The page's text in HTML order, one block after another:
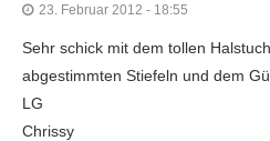
23. Februar 2012 - 18:55
Sehr schick mit dem tollen
abgestimmten Stiefeln und dem
LG
Chrissy